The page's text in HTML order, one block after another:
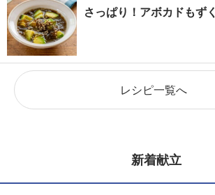
さっぱり！アボカドもずく
レシピ一覧へ
新着献立